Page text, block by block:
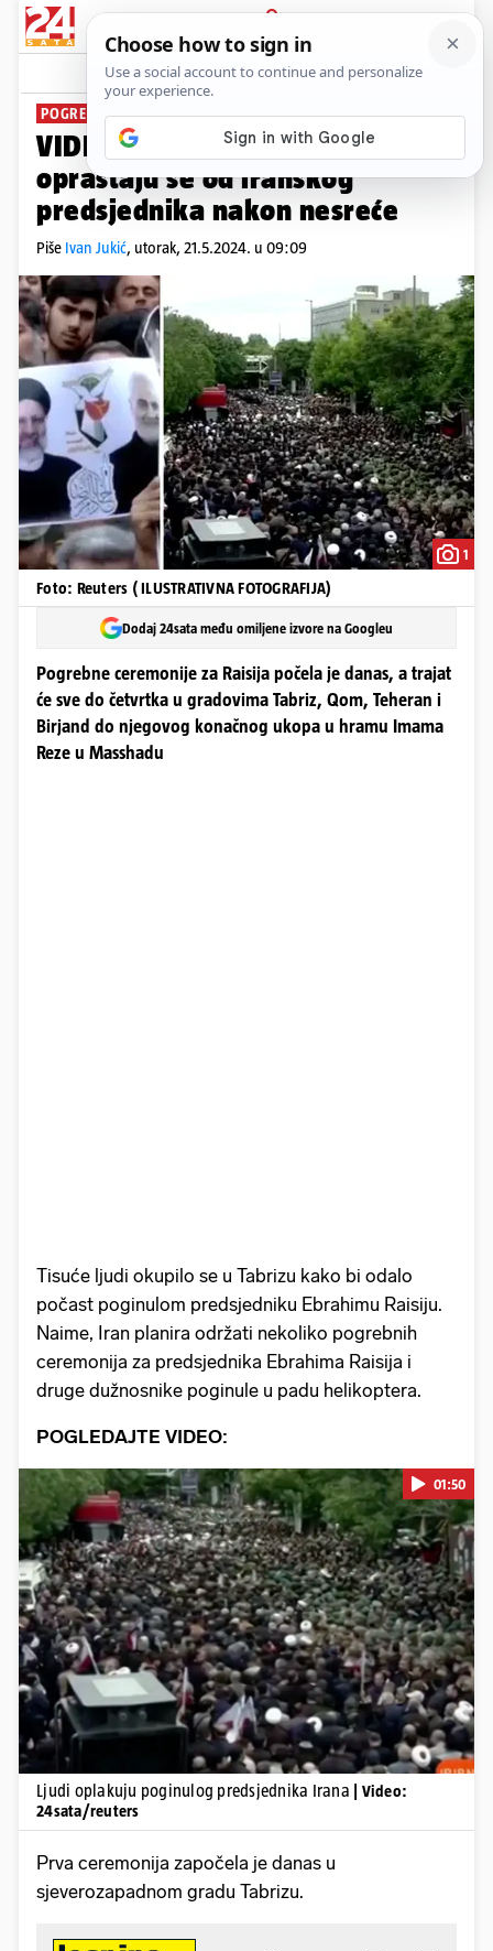
PRIJAVA
News Komentari
POGREBNA CEREMONIJA
VIDEO Tisuće ljudi na ulicama
opraštaju se od iranskog
predsjednika nakon nesreće
Piše Ivan Jukić, utorak, 21.5.2024. u 09:09
1
Foto: Reuters ( ILUSTRATIVNA FOTOGRAFIJA)
Dodaj 24sata među omiljene izvore na Googleu
Pogrebne ceremonije za Raisija počela je danas, a trajat
će sve do četvrtka u gradovima Tabriz, Qom, Teheran i
Birjand do njegovog konačnog ukopa u hramu Imama
Reze u Masshadu
Tisuće ljudi okupilo se u Tabrizu kako bi odalo
počast poginulom predsjedniku Ebrahimu Raisiju.
Naime, Iran planira održati nekoliko pogrebnih
ceremonija za predsjednika Ebrahima Raisija i
druge dužnosnike poginule u padu helikoptera.
POGLEDAJTE VIDEO:
Pokretanje videa...
01:50
Ljudi oplakuju poginulog predsjednika Irana
| Video:
24sata/reuters
Prva ceremonija započela je danas u
sjeverozapadnom gradu Tabrizu.